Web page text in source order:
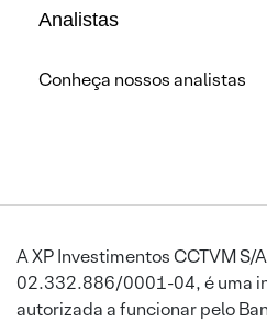
Analistas
Conheça nossos analistas
A XP Investimentos CCTVM S/
02.332.886/0001-04, é uma
autorizada a funcionar pelo